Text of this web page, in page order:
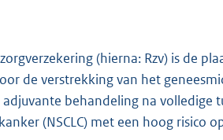
(hierna: Rzv) is de
de verstrekking van het
behandeling na volledige
(NSCLC) met een hoog risico